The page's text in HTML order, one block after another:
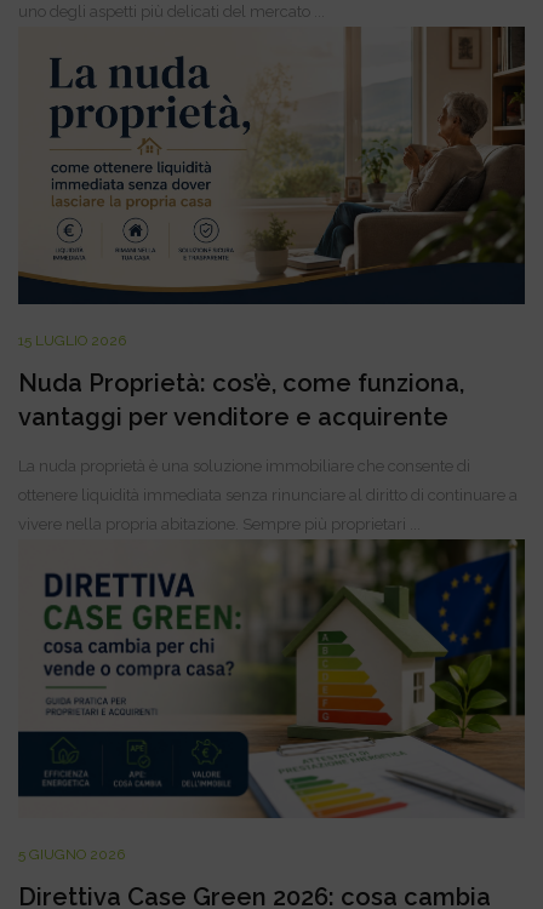
uno degli aspetti più delicati del mercato ...
15 LUGLIO 2026
Nuda Proprietà: cos’è, come funziona,
vantaggi per venditore e acquirente
La nuda proprietà è una soluzione immobiliare che consente di
ottenere liquidità immediata senza rinunciare al diritto di continuare a
vivere nella propria abitazione. Sempre più proprietari ...
5 GIUGNO 2026
Direttiva Case Green 2026: cosa cambia